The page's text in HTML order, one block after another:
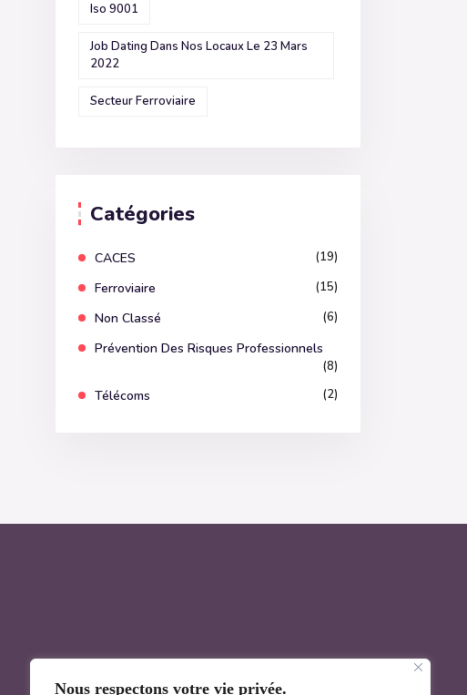
Nous respectons votre vie privée.
Iso 9001
Job Dating Dans Nos Locaux Le 23 Mars
2022
Secteur Ferroviaire
Catégories
CACES (19)
Ferroviaire (15)
Non Classé (6)
Prévention Des Risques Professionnels
(8)
Télécoms (2)